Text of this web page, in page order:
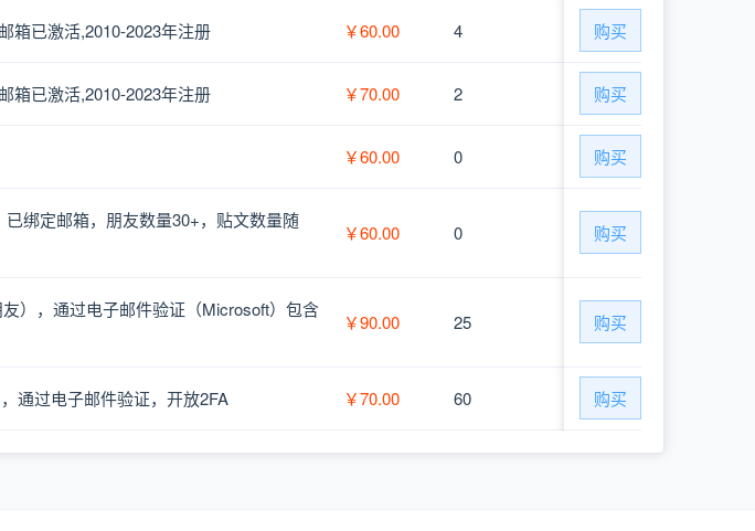
箱已激活,2010-2023年注册 ￥60.00 4 购买
箱已激活,2010-2023年注册 ￥70.00 2 购买
￥60.00 0 购买
已绑定邮箱，朋友数量30+，贴文数量随
￥60.00 0 购买
），通过电子邮件验证（Microsoft）包含
￥90.00 25 购买
通过电子邮件验证，开放2FA ￥70.00 60 购买